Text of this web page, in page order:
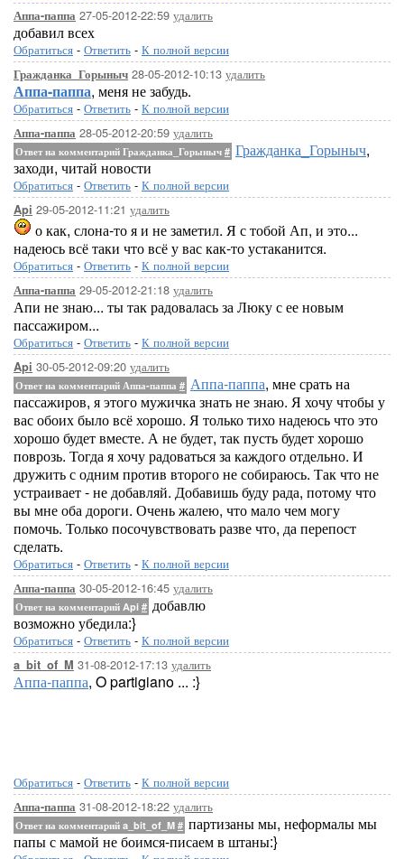
Аппа-паппа 27-05-2012-22:59 удалить
добавил всех
Обратиться - Ответить - К полной версии
Гражданка_Горыныч 28-05-2012-10:13 удалить
Аппа-паппа, меня не забудь.
Обратиться - Ответить - К полной версии
Аппа-паппа 28-05-2012-20:59 удалить
Ответ на комментарий Гражданка_Горыныч # Гражданка_Горыныч,
заходи, читай новости
Обратиться - Ответить - К полной версии
Api 29-05-2012-11:21 удалить
о как, слона-то я и не заметил. Я с тобой Ап, и это...
надеюсь всё таки что всё у вас как-то устаканится.
Обратиться - Ответить - К полной версии
Аппа-паппа 29-05-2012-21:18 удалить
Апи не знаю... ты так радовалась за Люку с ее новым
пассажиром...
Обратиться - Ответить - К полной версии
Api 30-05-2012-09:20 удалить
Ответ на комментарий Аппа-паппа # Аппа-паппа, мне срать на
пассажиров, я этого мужичка знать не знаю. Я хочу чтобы у
вас обоих было всё хорошо. Я только тихо надеюсь что это
хорошо будет вместе. А не будет, так пусть будет хорошо
поврозь. Тогда я хочу радоваться за каждого отдельно. И
дружить с одним против второго не собираюсь. Так что не
устраивает - не добавляй. Добавишь буду рада, потому что
вы мне оба дороги. Очень жалею, что мало чем могу
помочь. Только посочувствовать разве что, да перепост
сделать.
Обратиться - Ответить - К полной версии
Аппа-паппа 30-05-2012-16:45 удалить
Ответ на комментарий Api # добавлю
возможно убедила:}
Обратиться - Ответить - К полной версии
a_bit_of_M 31-08-2012-17:13 удалить
Аппа-паппа, O partigiano ... :}
Обратиться - Ответить - К полной версии
Аппа-паппа 31-08-2012-18:22 удалить
Ответ на комментарий a_bit_of_M # партизаны мы, неформалы мы
папы с мамой не боимся-писаем в штаны:}